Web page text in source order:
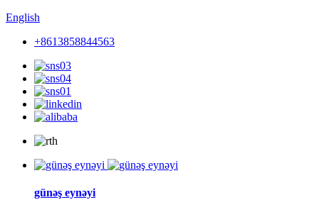
English
+8613858844563
günəş eynəyi